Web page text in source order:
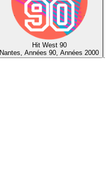
Hit West 90
Nantes, Années 90, Années 2000